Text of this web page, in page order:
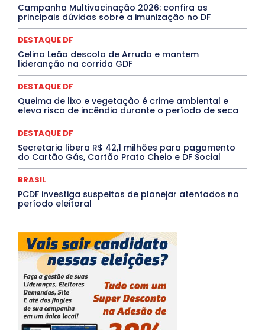
PROCESSO SELETIVO
PUBLIEDITORIAL
QUALIFICAÇÃO PROFISSIONAL
RESIDÊNCIA
Santa Catarina
Saúde Agora
SEGURANÇA
Soltando o Verbo
TÁ FROID?
TEATRO
Tocantins
Utilidade Pública ZikaVirus
Mais
Campanha Multivacinação 2026: confira as
principais dúvidas sobre a imunização no DF
DESTAQUE DF
Celina Leão descola de Arruda e mantem
lideranção na corrida GDF
DESTAQUE DF
Queima de lixo e vegetação é crime ambiental e
eleva risco de incêndio durante o período de seca
DESTAQUE DF
Secretaria libera R$ 42,1 milhões para pagamento
do Cartão Gás, Cartão Prato Cheio e DF Social
BRASIL
PCDF investiga suspeitos de planejar atentados no
período eleitoral